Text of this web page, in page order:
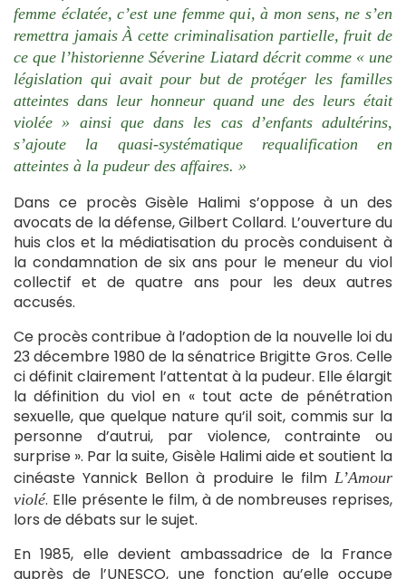
femme éclatée, c’est une femme qui, à mon sens, ne s’en
remettra jamais À cette criminalisation partielle, fruit de
ce que l’historienne Séverine Liatard décrit comme « une
législation qui avait pour but de protéger les familles
atteintes dans leur honneur quand une des leurs était
violée » ainsi que dans les cas d’enfants adultérins,
s’ajoute la quasi-systématique requalification en
atteintes à la pudeur des affaires. »
Dans ce procès Gisèle Halimi s’oppose à un des
avocats de la défense, Gilbert Collard. L’ouverture du
huis clos et la médiatisation du procès conduisent à
la condamnation de six ans pour le meneur du viol
collectif et de quatre ans pour les deux autres
accusés.
Ce procès contribue à l’adoption de la nouvelle loi du
23 décembre 1980 de la sénatrice Brigitte Gros. Celle
ci définit clairement l’attentat à la pudeur. Elle élargit
la définition du viol en « tout acte de pénétration
sexuelle, que quelque nature qu’il soit, commis sur la
personne d’autrui, par violence, contrainte ou
surprise ». Par la suite, Gisèle Halimi aide et soutient la
cinéaste Yannick Bellon à produire le film L’Amour
violé. Elle présente le film, à de nombreuses reprises,
lors de débats sur le sujet.
En 1985, elle devient ambassadrice de la France
auprès de l’UNESCO, une fonction qu’elle occupe